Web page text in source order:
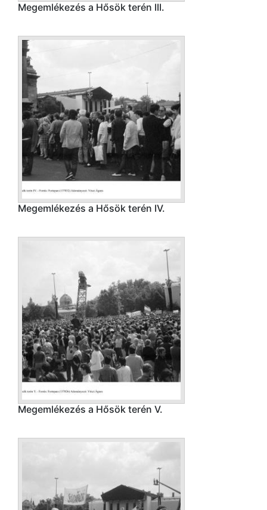
Megemlékezés a Hősök terén III.
Megemlékezés a Hősök terén IV.
Megemlékezés a Hősök terén V.